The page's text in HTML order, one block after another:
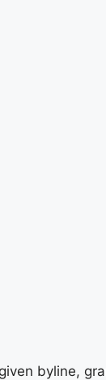
byline,